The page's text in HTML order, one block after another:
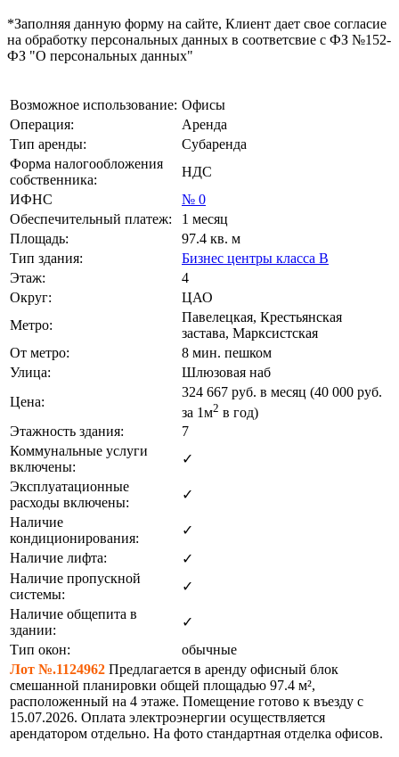
*Заполняя данную форму на сайте, Клиент дает свое согласие
на обработку персональных данных в соответсвие с ФЗ №152-
ФЗ "О персональных данных"
Возможное использование: Офисы
Операция:
Аренда
Тип аренды:
Субаренда
Форма налогообложения
собственника:
НДС
ИФНС
№ 0
Обеспечительный платеж:
1 месяц
Площадь:
97.4 кв. м
Тип здания:
Бизнес центры класса B
Этаж:
4
Округ:
ЦАО
Метро:
Павелецкая, Крестьянская
застава, Марксистская
От метро:
8 мин. пешком
Улица:
Шлюзовая наб
Цена:
324 667 руб. в месяц (40 000 руб.
за 1м2 в год)
Этажность здания:
7
Коммунальные услуги
включены:
✓
Эксплуатационные
расходы включены:
✓
Наличие
кондиционирования:
✓
Наличие лифта:
✓
Наличие пропускной
системы:
✓
Наличие общепита в
здании:
✓
Тип окон:
обычные
Лот №.1124962 Предлагается в аренду офисный блок
смешанной планировки общей площадью 97.4 м²,
расположенный на 4 этаже. Помещение готово к въезду с
15.07.2026. Оплата электроэнергии осуществляется
арендатором отдельно. На фото стандартная отделка офисов.